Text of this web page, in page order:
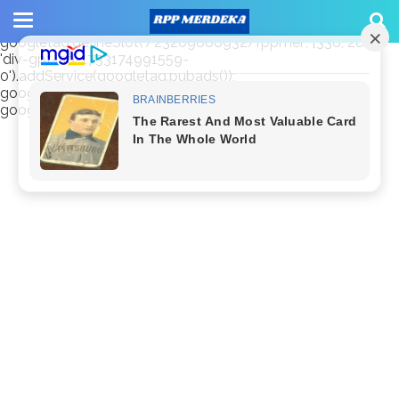
window.googletag = window.googletag || {cmd: []};
googletag.cmd.push(function() {
googletag.defineSlot('/23209888932/rppmer', [336, 280],
'div-gpt-ad-1733174991559-
0').addService(googletag.pubads());
googletag.pubads().enableSingleRequest();
googletag.enableServices(); });